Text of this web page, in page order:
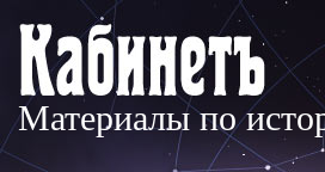
Материалы по